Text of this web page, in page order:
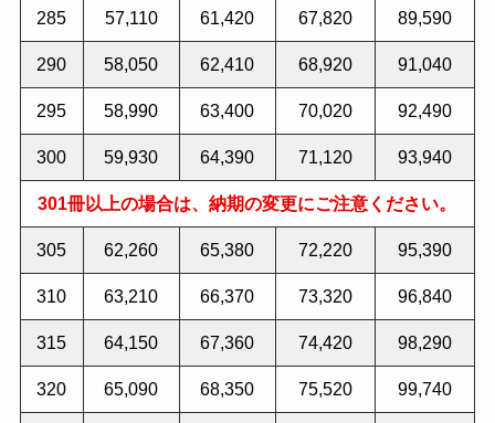
285 57,110 61,420 67,820 89,590
290 58,050 62,410 68,920 91,040
295 58,990 63,400 70,020 92,490
300 59,930 64,390 71,120 93,940
301冊以上の場合は、納期の変更にご注意ください。
305 62,260 65,380 72,220 95,390
310 63,210 66,370 73,320 96,840
315 64,150 67,360 74,420 98,290
320 65,090 68,350 75,520 99,740